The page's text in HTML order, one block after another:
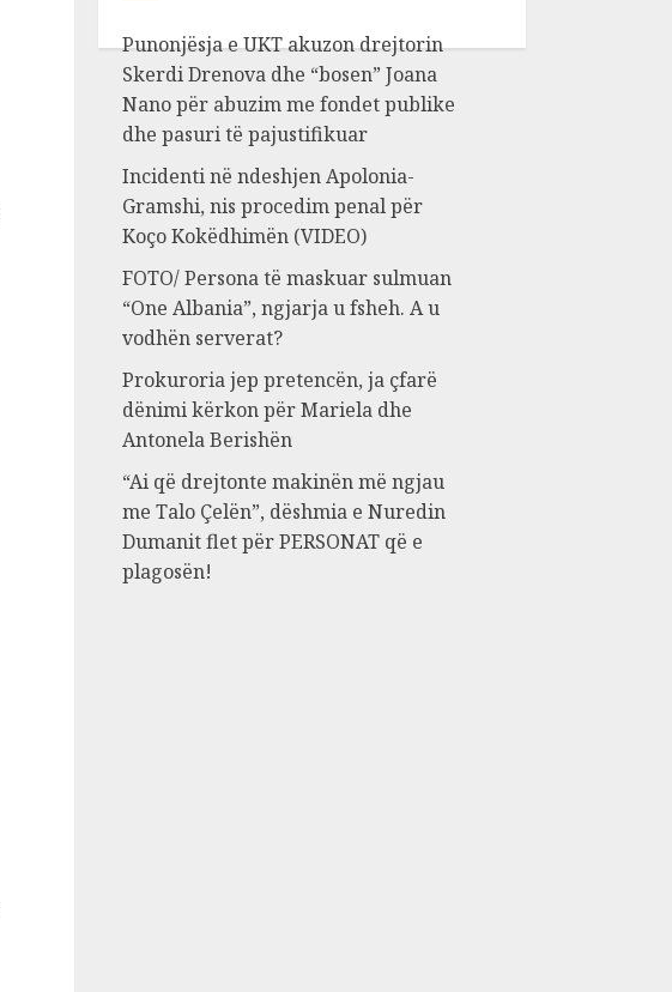
Punonjësja e UKT akuzon drejtorin
Skerdi Drenova dhe “bosen” Joana
Nano për abuzim me fondet publike
dhe pasuri të pajustifikuar
Incidenti në ndeshjen Apolonia-
Gramshi, nis procedim penal për
Koço Kokëdhimën (VIDEO)
FOTO/ Persona të maskuar sulmuan
“One Albania”, ngjarja u fsheh. A u
vodhën serverat?
Prokuroria jep pretencën, ja çfarë
dënimi kërkon për Mariela dhe
Antonela Berishën
“Ai që drejtonte makinën më ngjau
me Talo Çelën”, dëshmia e Nuredin
Dumanit flet për PERSONAT që e
plagosën!